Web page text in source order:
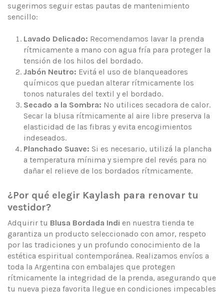
sugerimos seguir estas pautas de mantenimiento
sencillo:
Lavado Delicado: Recomendamos lavar la prenda
rítmicamente a mano con agua fría para proteger la
tensión de los hilos del bordado.
Jabón Neutro: Evitá el uso de blanqueadores
químicos que puedan alterar rítmicamente los
tonos naturales del textil y el bordado.
Secado a la Sombra: No utilices secadora de calor.
Secar la blusa rítmicamente al aire libre preserva la
elasticidad de las fibras y evita encogimientos
indeseados.
Planchado Suave: Si es necesario, utilizá la plancha
a temperatura mínima y siempre del revés para no
dañar el relieve de los bordados rítmicamente.
¿Por qué elegir Kaylash para renovar tu
vestidor?
Adquirir tu Blusa Bordada Indi en nuestra tienda te
garantiza un producto seleccionado con amor, respeto
por las tradiciones y un profundo conocimiento de la
estética espiritual contemporánea. Realizamos envíos a
toda la Argentina con embalajes que protegen
rítmicamente la integridad de la prenda, asegurando que
tu nueva pieza favorita llegue en condiciones impecables